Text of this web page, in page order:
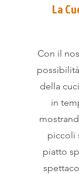
La
Con il
della
in
piccoli
piatto